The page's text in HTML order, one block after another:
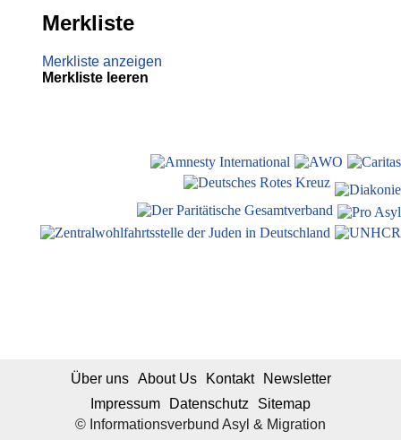
Merkliste
Merkliste anzeigen
Merkliste leeren
© Informationsverbund Asyl & Migration
Über uns About Us Kontakt
Newsletter
Impressum
Datenschutz Sitemap